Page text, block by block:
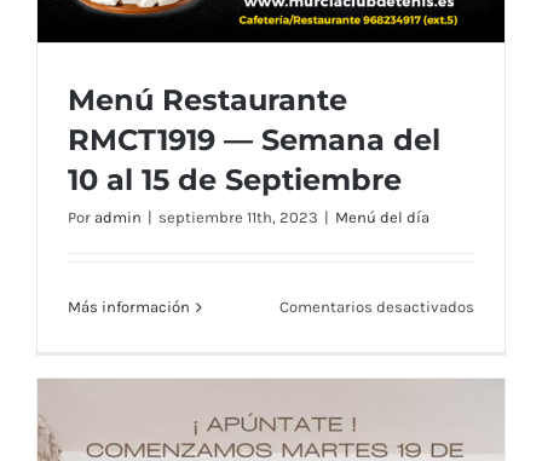
Menú Restaurante
RMCT1919 — Semana del
10 al 15 de Septiembre
Por admin | septiembre 11th, 2023 | Menú del día
Más información Comentarios desactivados